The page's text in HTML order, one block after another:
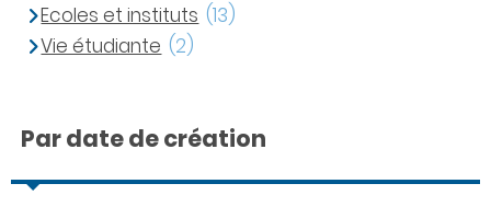
Ecoles et instituts (13)
Vie étudiante (2)
Par date de création